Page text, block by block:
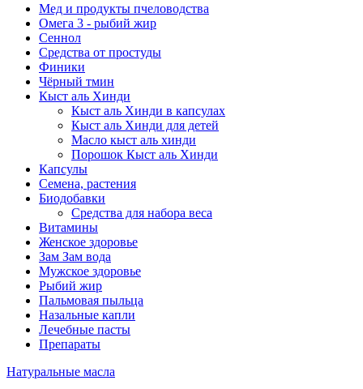
Мед и продукты пчеловодства
Омега 3 - рыбий жир
Сеннол
Средства от простуды
Финики
Чёрный тмин
Кыст аль Хинди
Кыст аль Хинди в капсулах
Кыст аль Хинди для детей
Масло кыст аль хинди
Порошок Кыст аль Хинди
Капсулы
Семена, растения
Биодобавки
Средства для набора веса
Витамины
Женское здоровье
Зам Зам вода
Мужское здоровье
Рыбий жир
Пальмовая пыльца
Назальные капли
Лечебные пасты
Препараты
Натуральные масла